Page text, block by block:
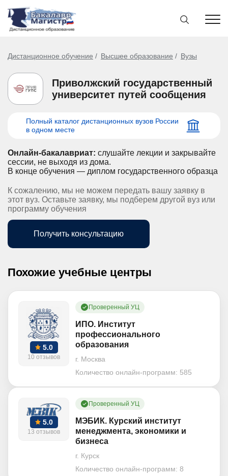
Дистанционное обучение Высшее образование Вузы
Приволжский государственный
университет путей сообщения
Полный каталог дистанционных вузов России
в одном месте
Онлайн-бакалавриат: слушайте лекции и закрывайте
сессии, не выходя из дома.
В конце обучения — диплом государственного образца
К сожалению, мы не можем передать вашу заявку в
этот вуз. Оставьте заявку, мы подберем другой вуз или
программу обучения
Получить консультацию
Похожие учебные центры
5.0
10 отзывов
Проверенный УЦ
ИПО. Институт
профессионального
образования
г. Москва
Количество онлайн-программ: 585
5.0
13 отзывов
Проверенный УЦ
МЭБИК. Курский институт
менеджмента, экономики и
бизнеса
г. Курск
Количество онлайн-программ: 8